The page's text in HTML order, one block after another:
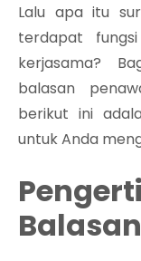
Lalu apa itu
terdapat
kerjasama?
balasan
berikut ini
untuk Anda